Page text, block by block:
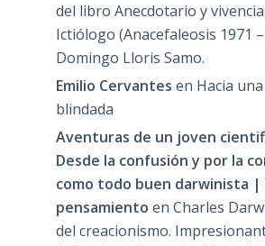
del libro Anecdotario y
Ictiólogo (Anacefaleosis 1971
Domingo Lloris Samo.
Emilio Cervantes en Hacia
blindada
Aventuras de un joven
Desde la confusión y por la
como todo buen darwinista |
pensamiento en Charles
del creacionismo.